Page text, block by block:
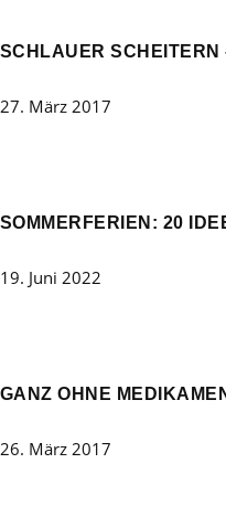
SCHLAUER
27. März 2017
SOMMERFERIEN: 20
19. Juni 2022
GANZ OHNE
26. März 2017